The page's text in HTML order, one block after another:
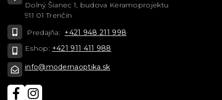
Dolný Šianec 1, budova Keramoprojektu
911 01 Trenčín
Predajňa: +421 948 211 998
Eshop: +421 911 411 988
info@modernaoptika.sk